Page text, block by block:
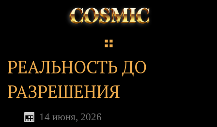
РЕАЛЬНОСТЬ ДО
РАЗРЕШЕНИЯ
14 июня, 2026